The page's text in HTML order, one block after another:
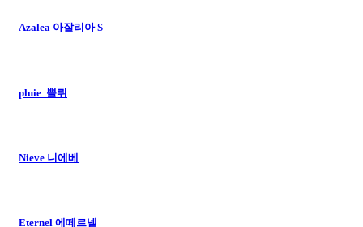
Azalea 아잘리아 S
pluie 쁠뤼
Nieve 니에베
Eternel 에떼르넬